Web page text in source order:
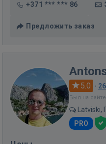
+371 *** *** 86
Предложить заказ
5.0 ·
Был на
Latviski,
PRO